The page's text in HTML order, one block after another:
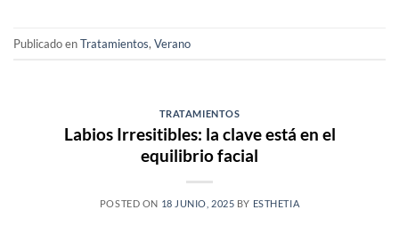
Publicado enTratamientos, Verano
TRATAMIENTOS
Labios Irresitibles: la clave está en el
equilibrio facial
POSTED ON 18 JUNIO, 2025 BY ESTHETIA